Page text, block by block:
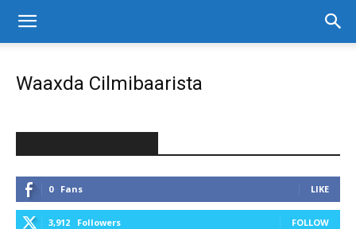
Waaxda Cilmibaarista
0 Fans LIKE
3,912 Followers FOLLOW